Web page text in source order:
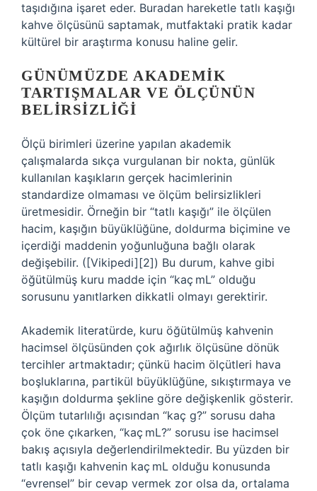
taşıdığına işaret eder. Buradan hareketle tatlı kaşığı
kahve ölçüsünü saptamak, mutfaktaki pratik kadar
kültürel bir araştırma konusu haline gelir.
GÜNÜMÜZDE AKADEMIK
TARTIŞMALAR VE ÖLÇÜNÜN
BELIRSIZLIĞI
Ölçü birimleri üzerine yapılan akademik
çalışmalarda sıkça vurgulanan bir nokta, günlük
kullanılan kaşıkların gerçek hacimlerinin
standardize olmaması ve ölçüm belirsizlikleri
üretmesidir. Örneğin bir “tatlı kaşığı” ile ölçülen
hacim, kaşığın büyüklüğüne, doldurma biçimine ve
içerdiği maddenin yoğunluğuna bağlı olarak
değişebilir. ([Vikipedi][2]) Bu durum, kahve gibi
öğütülmüş kuru madde için “kaç mL” olduğu
sorusunu yanıtlarken dikkatli olmayı gerektirir.
Akademik literatürde, kuru öğütülmüş kahvenin
hacimsel ölçüsünden çok ağırlık ölçüsüne dönük
tercihler artmaktadır; çünkü hacim ölçütleri hava
boşluklarına, partikül büyüklüğüne, sıkıştırmaya ve
kaşığın doldurma şekline göre değişkenlik gösterir.
Ölçüm tutarlılığı açısından “kaç g?” sorusu daha
çok öne çıkarken, “kaç mL?” sorusu ise hacimsel
bakış açısıyla değerlendirilmektedir. Bu yüzden bir
tatlı kaşığı kahvenin kaç mL olduğu konusunda
“evrensel” bir cevap vermek zor olsa da, ortalama